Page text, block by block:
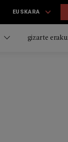
EUSKARA
gizarte